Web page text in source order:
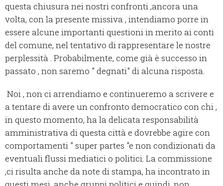
questa chiusura nei nostri confronti ,ancora una
volta, con la presente missiva , intendiamo porre in
essere alcune importanti questioni in merito ai conti
del comune, nel tentativo di rappresentare le nostre
perplessità . Probabilmente, come già è successo in
passato , non saremo " degnati" di alcuna risposta.
Noi , non ci arrendiamo e continueremo a scrivere e
a tentare di avere un confronto democratico con chi ,
in questo momento, ha la delicata responsabilità
amministrativa di questa città e dovrebbe agire con
comportamenti " super partes "e non condizionati da
eventuali flussi mediatici o politici. La commissione
,ci risulta anche da note di stampa, ha incontrato in